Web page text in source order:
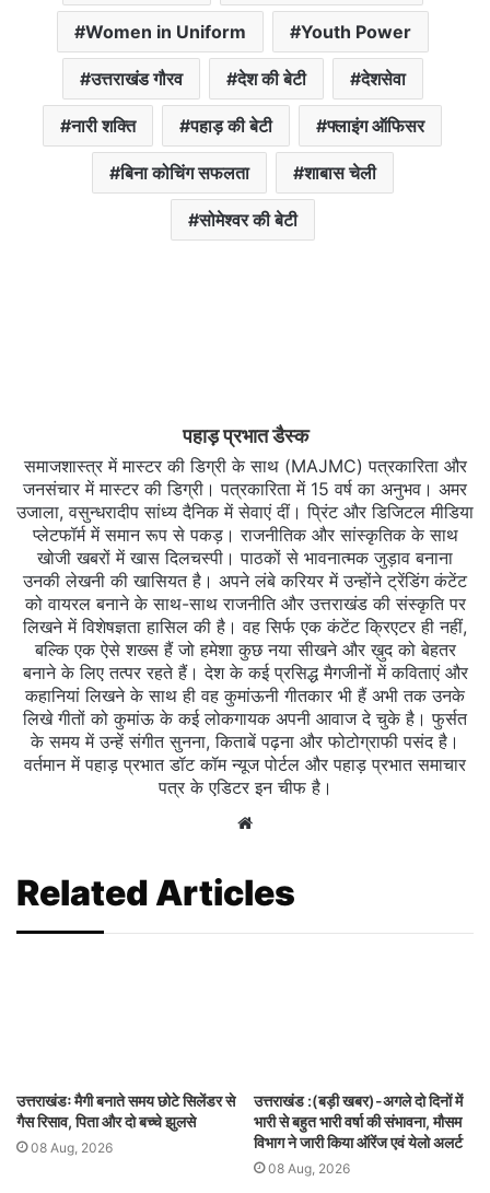
Women in Uniform Youth Power
उत्तराखंड गौरव देश की बेटी देशसेवा
नारी शक्ति पहाड़ की बेटी फ्लाइंग ऑफिसर
बिना कोचिंग सफलता शाबास चेली
सोमेश्वर की बेटी
पहाड़ प्रभात डैस्क
समाजशास्त्र में मास्टर की डिग्री के साथ (MAJMC) पत्रकारिता और
जनसंचार में मास्टर की डिग्री। पत्रकारिता में 15 वर्ष का अनुभव। अमर
उजाला, वसुन्धरादीप सांध्य दैनिक में सेवाएं दीं। प्रिंट और डिजिटल मीडिया
प्लेटफॉर्म में समान रूप से पकड़। राजनीतिक और सांस्कृतिक के साथ
खोजी खबरों में खास दिलचस्‍पी। पाठकों से भावनात्मक जुड़ाव बनाना
उनकी लेखनी की खासियत है। अपने लंबे करियर में उन्होंने ट्रेंडिंग कंटेंट
को वायरल बनाने के साथ-साथ राजनीति और उत्तराखंड की संस्कृति पर
लिखने में विशेषज्ञता हासिल की है। वह सिर्फ एक कंटेंट क्रिएटर ही नहीं,
बल्कि एक ऐसे शख्स हैं जो हमेशा कुछ नया सीखने और ख़ुद को बेहतर
बनाने के लिए तत्पर रहते हैं। देश के कई प्रसिद्ध मैगजीनों में कविताएं और
कहानियां लिखने के साथ ही वह कुमांऊनी गीतकार भी हैं अभी तक उनके
लिखे गीतों को कुमांऊ के कई लोकगायक अपनी आवाज दे चुके है। फुर्सत
के समय में उन्हें संगीत सुनना, किताबें पढ़ना और फोटोग्राफी पसंद है।
वर्तमान में पहाड़ प्रभात डॉट कॉम न्यूज पोर्टल और पहाड़ प्रभात समाचार
पत्र के एडिटर इन चीफ है।
Website
Related Articles
उत्तराखंडः मैगी बनाते समय छोटे सिलेंडर से
गैस रिसाव, पिता और दो बच्चे झुलसे
08 Aug, 2026
उत्तराखंड :(बड़ी खबर)-अगले दो दिनों में
भारी से बहुत भारी वर्षा की संभावना, मौसम
विभाग ने जारी किया ऑरेंज एवं येलो अलर्ट
08 Aug, 2026